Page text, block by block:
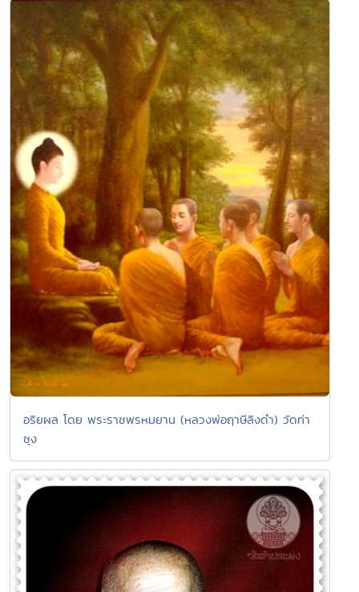
อริยผล โดย พระราชพรหมยาน (หลวงพ่อฤาษีลิงดำ) วัดท่า
ซุง